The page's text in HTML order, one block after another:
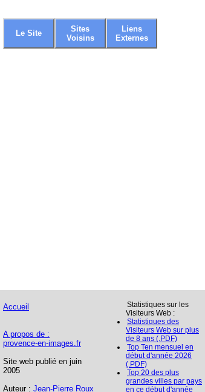
Le Site
Sites
Voisins
Liens
Externes
Accueil
A propos de :
provence-en-images.fr
Site web publié en juin
2005
Auteur : Jean-Pierre Roux
Statistiques sur les
Visiteurs Web :
Statistiques des
Visiteurs Web sur plus
de 8 ans (.PDF)
Top Ten mensuel en
début d'année 2026
(.PDF)
Top 20 des plus
grandes villes par pays
en ce début d'année